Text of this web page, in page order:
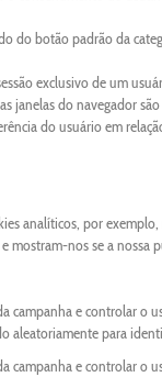
do botão padrão da
exclusivo de um
janelas do navegador
do usuário em
analíticos, por
mostram-nos se a nossa
campanha e controlar o
aleatoriamente para
campanha e controlar o